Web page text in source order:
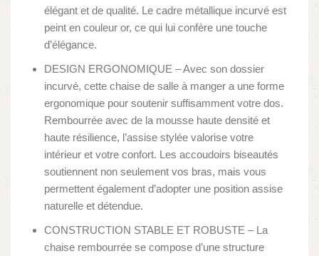
élégant et de qualité. Le cadre métallique incurvé est
peint en couleur or, ce qui lui confère une touche
d’élégance.
DESIGN ERGONOMIQUE – Avec son dossier
incurvé, cette chaise de salle à manger a une forme
ergonomique pour soutenir suffisamment votre dos.
Rembourrée avec de la mousse haute densité et
haute résilience, l’assise stylée valorise votre
intérieur et votre confort. Les accoudoirs biseautés
soutiennent non seulement vos bras, mais vous
permettent également d’adopter une position assise
naturelle et détendue.
CONSTRUCTION STABLE ET ROBUSTE – La
chaise rembourrée se compose d’une structure